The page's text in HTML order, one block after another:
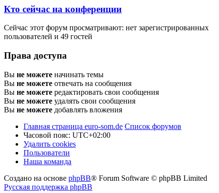
Кто сейчас на конференции
Сейчас этот форум просматривают: нет зарегистрированных
пользователей и 49 гостей
Права доступа
Вы не можете начинать темы
Вы не можете отвечать на сообщения
Вы не можете редактировать свои сообщения
Вы не можете удалять свои сообщения
Вы не можете добавлять вложения
Главная страница euro-som.de Список форумов
Часовой пояс: UTC+02:00
Удалить cookies
Пользователи
Наша команда
Создано на основе phpBB® Forum Software © phpBB Limited
Русская поддержка phpBB